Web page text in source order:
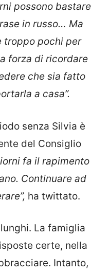
possono bastare
in russo… Ma
troppo pochi per
forza di ricordare
che sia fatto
a casa”.
senza Silvia è
del Consiglio
fa il rapimento
Continuare ad
ha twittato.
La famiglia
certe, nella
Intanto,